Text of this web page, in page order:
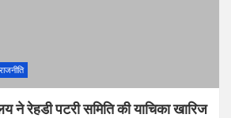
राजनीति
ने रेहडी पटरी समिति की याचिका खारिज